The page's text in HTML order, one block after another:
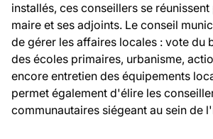
installés, ces conseillers se
maire et ses adjoints. Le conseil
de gérer les affaires locales : vote du
des écoles primaires, urbanisme,
encore entretien des équipements
permet également d'élire les
communautaires siégeant au sein de